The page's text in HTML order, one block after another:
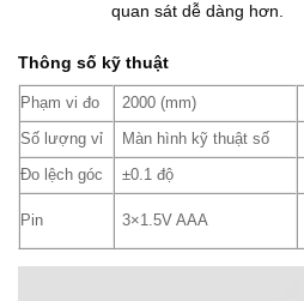
quan sát dễ dàng hơn.
Thông số kỹ thuật
Phạm vi đo 2000 (mm)
Số lượng vỉ Màn hình kỹ thuật số
Đo lệch góc ±0.1 độ
Pin 3×1.5V AAA